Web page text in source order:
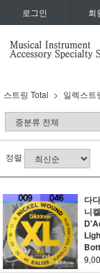
로그인 회
스트링 Total 일렉스트
정렬
다
니